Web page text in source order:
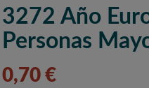
3272 Año
Personas
0,70 €